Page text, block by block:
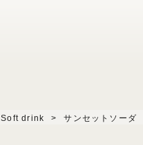
Soft drink > サンセットソーダ